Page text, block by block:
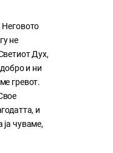
нe
Дух,
и ни
гревот.
и
ја чуваме,